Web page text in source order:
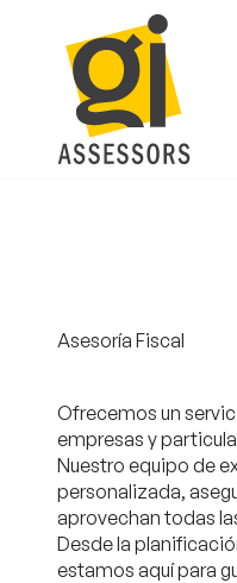
Asesoría Fiscal
Ofrecemos un
empresas y
Nuestro equipo de
personalizada,
aprovechan todas
Desde la
estamos aquí para